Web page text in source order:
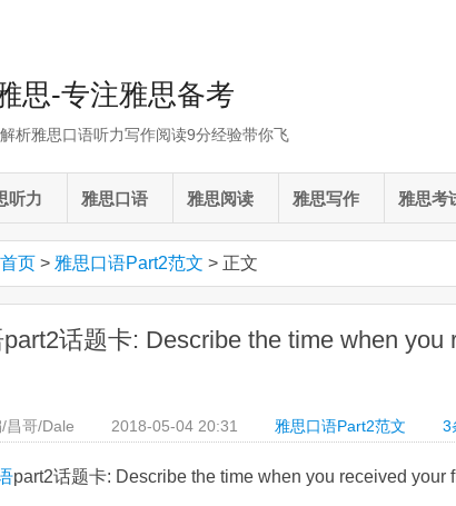
思-专注雅思备考
析雅思口语听力写作阅读9分经验带你飞
听力 雅思口语 雅思阅读 雅思写作 雅思考
首页 > 雅思口语Part2范文 > 正文
话题卡: Describe the time when
昌哥/Dale 2018-05-04 20:31 雅思口语Part2范文 3
part2话题卡: Describe the time when you received your